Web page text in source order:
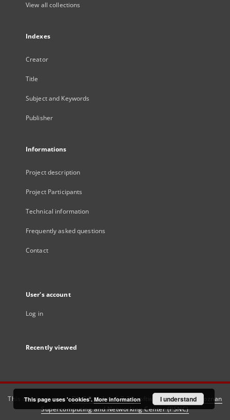
View all collections
Indexes
Creator
Title
Subject and Keywords
Publisher
Informations
Project description
Project Participants
Technical information
Frequently asked questions
Contact
User's account
Log in
Recently viewed
This service runs onDInGO dLibra 6.3.21software created by
Poznan
Supercomputing and Networking Center (PSNC)
This page uses 'cookies'. More information I understand